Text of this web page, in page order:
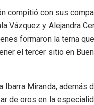
compitió con sus
Vázquez y Alejandra
formaron la terna
el tercer sitio en
Ibarra Miranda, además
de oros en la